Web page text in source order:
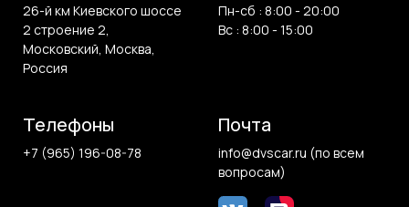
26-й км Киевского шоссе
2 строение 2,
Московский, Москва,
Россия
Пн-сб : 8:00 - 20:00
Вс : 8:00 - 15:00
Телефоны
+7 (965) 196-08-78
Почта
info@dvscar.ru (по всем
вопросам)